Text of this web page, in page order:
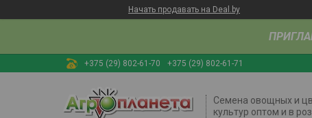
Начать продавать на Deal.by
+375 (29) 802-61-70 +375 (29) 802-61-71
Семена овощных и
культур оптом и в